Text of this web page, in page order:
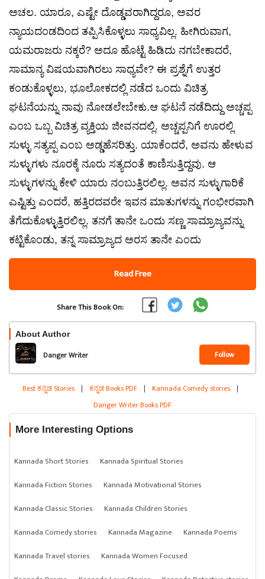
ಅಚಲ. ಯಾರೂ, ಎಷ್ಟೇ ದೊಡ್ಡವರಾಗಿದ್ದರೂ, ಅವರ
ನ್ಯಾಯದಂಡದಿಂದ ತಪ್ಪಿಸಿಕೊಳ್ಳಲು ಸಾಧ್ಯವಿಲ್ಲ. ಹೀಗಿರುವಾಗ,
ಯಮರಾಜರು ನಕ್ಕರೆ? ಅದೂ ಹೊಟ್ಟೆ ಹಿಡಿದು ನಗಬೇಕಾದರೆ,
ಸಾಮಾನ್ಯ ವಿಷಯವಾಗಿರಲು ಸಾಧ್ಯವೇ? ಈ ಪ್ರಶ್ನೆಗೆ ಉತ್ತರ
ಕಂಡುಕೊಳ್ಳಲು, ಭೂಲೋಕದಲ್ಲಿ ನಡೆದ ಒಂದು ವಿಚಿತ್ರ
ಘಟನೆಯನ್ನು ನಾವು ನೋಡಲೇಬೇಕು.​ಆ ಘಟನೆ ನಡೆದಿದ್ದು ಅಚ್ಚಪ್ಪ
ಎಂಬ ಒಬ್ಬ ವಿಚಿತ್ರ ವ್ಯಕ್ತಿಯ ಜೀವನದಲ್ಲಿ. ಅಚ್ಚಪ್ಪನಿಗೆ ಊರಲ್ಲಿ
ಸುಳ್ಳು ಸತ್ಯಪ್ಪ ಎಂಬ ಅಡ್ಡಹೆಸರಿತ್ತು. ಯಾಕೆಂದರೆ, ಅವನು ಹೇಳುವ
ಸುಳ್ಳುಗಳು ನೂರಕ್ಕೆ ನೂರು ಸತ್ಯದಂತೆ ಕಾಣಿಸುತ್ತಿದ್ದವು. ಆ
ಸುಳ್ಳುಗಳನ್ನು ಕೇಳಿ ಯಾರು ನಂಬುತ್ತಿರಲಿಲ್ಲ. ಅವನ ಸುಳ್ಳುಗಾರಿಕೆ
ಎಷ್ಟಿತ್ತು ಎಂದರೆ, ಹತ್ತಿರದವರೇ ಇವನ ಮಾತುಗಳನ್ನು ಗಂಭೀರವಾಗಿ
ತೆಗೆದುಕೊಳ್ಳುತ್ತಿರಲಿಲ್ಲ. ತನಗೆ ತಾನೇ ಒಂದು ಸಣ್ಣ ಸಾಮ್ರಾಜ್ಯವನ್ನು
ಕಟ್ಟಿಕೊಂಡು, ತನ್ನ ಸಾಮ್ರಾಜ್ಯದ ಅರಸ ತಾನೇ ಎಂದು
Read Free
Share This Book On:
About Author
Danger Writer Follow
Best ಕನ್ನಡ Stories | ಕನ್ನಡ Books PDF | Kannada Comedy stories |
Danger Writer Books PDF
More Interesting Options
Kannada Short Stories
Kannada Spiritual Stories
Kannada Fiction Stories
Kannada Motivational Stories
Kannada Classic Stories
Kannada Children Stories
Kannada Comedy stories
Kannada Magazine
Kannada Poems
Kannada Travel stories
Kannada Women Focused